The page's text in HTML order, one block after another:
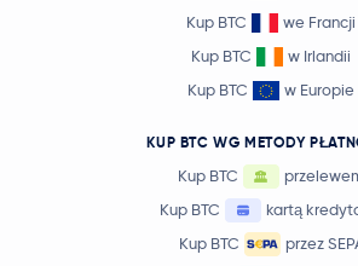
Kup BTC
we Francji
Kup BTC
w Irlandii
Kup BTC
w Europie
KUP BTC WG METODY
Kup BTC
Kup BTC
kartą
Kup BTC
przez